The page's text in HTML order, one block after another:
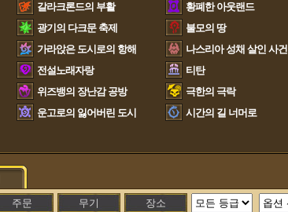
갈라크론드의 부활 황폐한 아웃랜드
광기의 다크문 축제 불모의 땅
가라앉은 도시로의 항해 나스리아 성채 살인 사건
전설노래자랑 티탄
위즈뱅의 장난감 공방 극한의 극락
운고로의 잃어버린 도시 시간의 길 너머로
주문 무기 장소